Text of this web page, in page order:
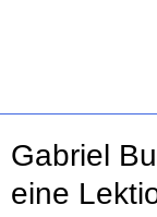
Gabriel
eine